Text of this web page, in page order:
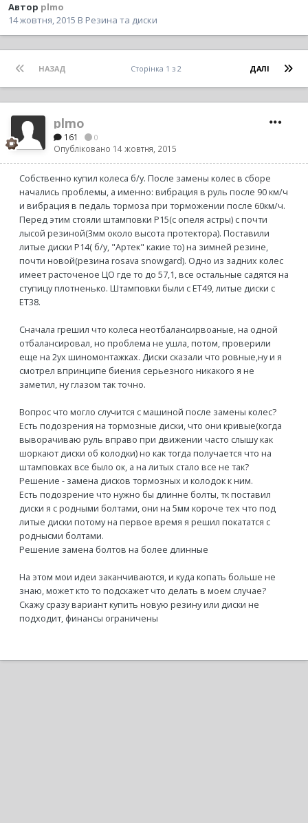
Автор plmo
14 жовтня, 2015 В Резина та диски
НАЗАД ДАЛІ
Сторінка 1 з 2
plmo
161 0
Опубліковано 14 жовтня, 2015
Собственно купил колеса б/у. После замены колес в сборе
начались проблемы, а именно: вибрация в руль после 90 км/ч
и вибрация в педаль тормоза при торможении после 60км/ч.
Перед этим стояли штамповки Р15(с опеля астры) с почти
лысой резиной(3мм около высота протектора). Поставили
литые диски Р14( б/у, "Артек" какие то) на зимней резине,
почти новой(резина rosava snowgard). Одно из задних колес
имеет расточеное ЦО где то до 57,1, все остальные садятся на
ступицу плотненько. Штамповки были с ЕТ49, литые диски с
ЕТ38.
Сначала грешил что колеса неотбалансирвоаные, на одной
отбалансировал, но проблема не ушла, потом, проверили
еще на 2ух шиномонтажках. Диски сказали что ровные,ну и я
смотрел впринципе биения серьезного никакого я не
заметил, ну глазом так точно.
Вопрос что могло случится с машиной после замены колес?
Есть подозрения на тормозные диски, что они кривые(когда
выворачиваю руль вправо при движении часто слышу как
шоркают диски об колодки) но как тогда получается что на
штамповках все было ок, а на литых стало все не так?
Решение - замена дисков тормозных и колодок к ним.
Есть подозрение что нужно бы длинне болты, тк поставил
диски я с родными болтами, они на 5мм короче тех что под
литые диски потому на первое время я решил покататся с
роднысми болтами.
Решение замена болтов на более длинные
На этом мои идеи заканчиваются, и куда копать больше не
знаю, может кто то подскажет что делать в моем случае?
Скажу сразу вариант купить новую резину или диски не
подходит, финансы ограничены